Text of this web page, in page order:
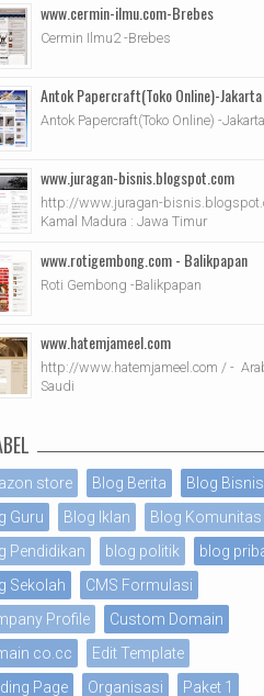
www.cermin-ilmu.com-Brebes
Cermin Ilmu2 -Brebes
Antok Papercraft(Toko Online)-Jakarta
Antok Papercraft(Toko Online) -Jakarta
www.juragan-bisnis.blogspot.com
http://www.juragan-
Kamal Madura : Jawa Timur
www.rotigembong.com - Balikpapan
Roti Gembong -Balikpapan
www.hatemjameel.com
http://www.hatemjameel.com / -
Saudi
store Blog Berita
Blog Bisnis
Guru
Blog Iklan
Blog Komunitas
Pendidikan
blog politik
blog
Sekolah
CMS Formulasi
Profile
Custom Domain
co.cc
Edit Template
Page
Organisasi
Paket 1